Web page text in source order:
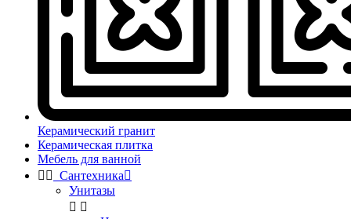
Керамический гранит
Керамическая плитка
Мебель для ванной
  Сантехника
Унитазы
 